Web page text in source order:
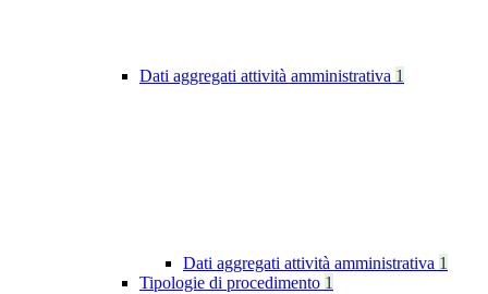
Dati aggregati attività amministrativa 1
Dati aggregati attività amministrativa 1
Tipologie di procedimento 1